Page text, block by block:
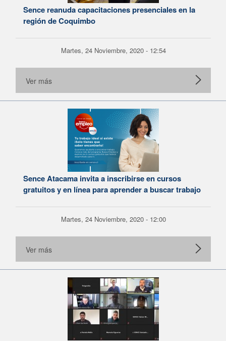
Sence reanuda capacitaciones presenciales en la
región de Coquimbo
Martes, 24 Noviembre, 2020 - 12:54
Ver más
Sence Atacama invita a inscribirse en cursos
gratuitos y en línea para aprender a buscar trabajo
Martes, 24 Noviembre, 2020 - 12:00
Ver más